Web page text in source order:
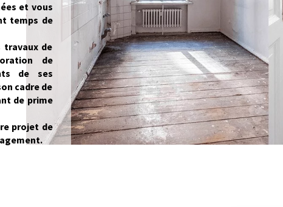
et vous
temps de
travaux de
de
de ses
cadre de
de prime
projet de